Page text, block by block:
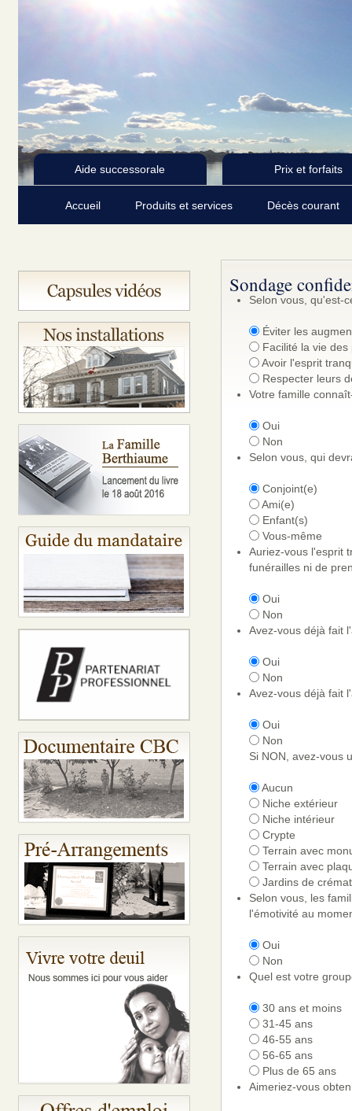
Aide successorale Prix et forfaits
Accueil Produits et services Décès courant
Sondage
Selon vous, qu'est-
Éviter les
Facilité la vie des
Avoir l'esprit
Respecter leurs
Votre famille
Oui
Non
Selon vous, qui
Conjoint(e)
Ami(e)
Enfant(s)
Vous-même
Auriez-vous l'esprit
funérailles ni de
Oui
Non
Avez-vous déjà fait
Oui
Non
Avez-vous déjà fait
Oui
Non
Si NON, avez-vous
Aucun
Niche extérieur
Niche intérieur
Crypte
Terrain avec
Terrain avec
Jardins de
Selon vous, les
l'émotivité au
Oui
Non
Quel est votre
30 ans et moins
31-45 ans
46-55 ans
56-65 ans
Plus de 65 ans
Aimeriez-vous